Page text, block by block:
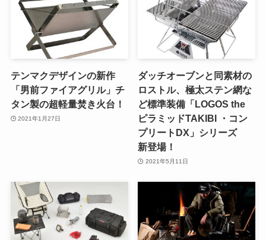
テンマクデザインの新作
「男前ファイアグリル」チ
タン製の超軽量焚き火台！
2021年1月27日
ダッチオーブンと同素材の
ロストル、極太ステン網な
ど標準装備「LOGOS the
ピラミッドTAKIBI ・コン
プリートDX」シリーズ
新登場！
2021年5月11日